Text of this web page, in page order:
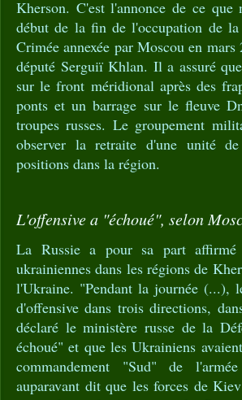
Kherson. C'est l'annonce de ce
début de la fin de l'occupation de
Crimée annexée par Moscou en
député Serguiï Khlan. Il a assuré
sur le front méridional après des
ponts et un barrage sur le fleuve
troupes russes. Le groupement
observer la retraite d'une unité de
positions dans la région.
L'offensive a "échoué", selon
La Russie a pour sa part affirmé
ukrainiennes dans les régions de
l'Ukraine. "Pendant la journée (...),
d'offensive dans trois directions,
déclaré le ministère russe de la
échoué" et que les Ukrainiens
commandement "Sud" de
auparavant dit que les forces de